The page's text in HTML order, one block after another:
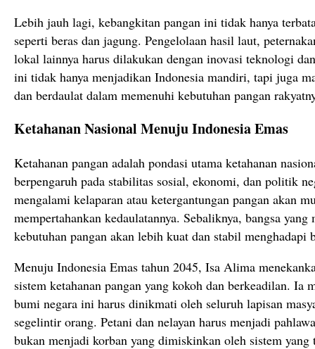
Lebih jauh lagi, kebangkitan pangan ini tidak hanya
seperti beras dan jagung. Pengelolaan hasil laut,
lokal lainnya harus dilakukan dengan inovasi teknologi
ini tidak hanya menjadikan Indonesia mandiri, tapi juga
dan berdaulat dalam memenuhi kebutuhan pangan
Ketahanan Nasional Menuju Indonesia Emas
Ketahanan pangan adalah pondasi utama ketahanan
berpengaruh pada stabilitas sosial, ekonomi, dan politik
mengalami kelaparan atau ketergantungan pangan akan
mempertahankan kedaulatannya. Sebaliknya, bangsa
kebutuhan pangan akan lebih kuat dan stabil menghadapi
Menuju Indonesia Emas tahun 2045, Isa Alima
sistem ketahanan pangan yang kokoh dan berkeadilan. Ia
bumi negara ini harus dinikmati oleh seluruh lapisan
segelintir orang. Petani dan nelayan harus menjadi
bukan menjadi korban yang dimiskinkan oleh sistem